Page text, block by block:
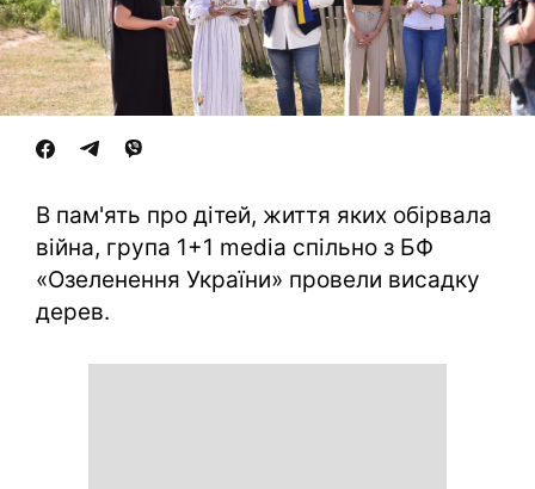
В пам'ять про дітей, життя яких обірвала
війна, група 1+1 media спільно з БФ
«Озеленення України» провели висадку
дерев.